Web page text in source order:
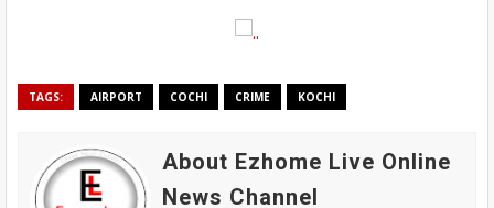
TAGS: AIRPORT COCHI CRIME KOCHI
About Ezhome Live Online
News Channel